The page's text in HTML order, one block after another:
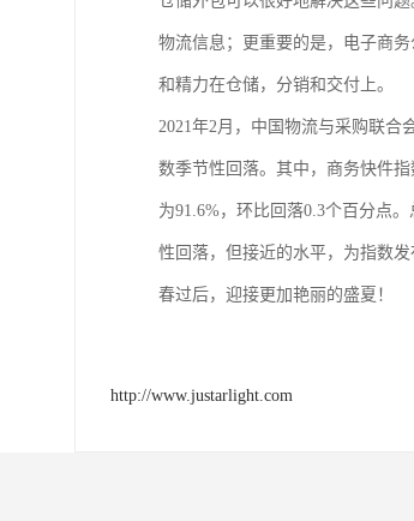
物流信息；更重要的是，电子商
和精力在仓储，分销和交付上。
2021年2月，中国物流与采购联合
数季节性回落。其中，商务快件
为91.6%，环比回落0.3个百分点
性回落，但接近的水平，为指数
春过后，迎接更加艳丽的盛夏！
http://www.justarlight.com